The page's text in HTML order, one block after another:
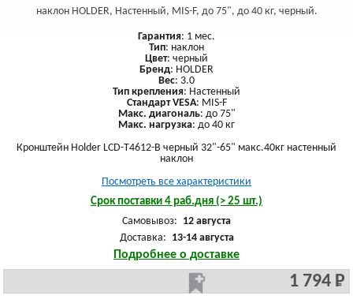
наклон HOLDER, Настенный, MIS-F, до 75", до 40 кг, черный.
Гарантия: 1 мес.
Тип: наклон
Цвет: черный
Бренд: HOLDER
Вес: 3.0
Тип крепления: Настенный
Стандарт VESA: MIS-F
Макс. диагональ: до 75"
Макс. нагрузка: до 40 кг
Кронштейн Holder LCD-T4612-B черный 32"-65" макс.40кг настенный
наклон
Посмотреть все характеристики
Срок поставки 4 раб.дня (> 25 шт.)
Самовывоз: 12 августа
Доставка: 13-14 августа
Подробнее о доставке
1 794 Р